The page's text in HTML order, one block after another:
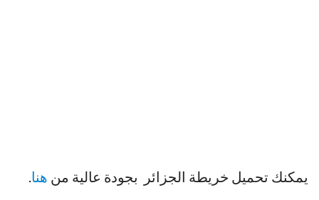
يمكنك تحميل خريطة الجزائر بجودة عالية من هنا.